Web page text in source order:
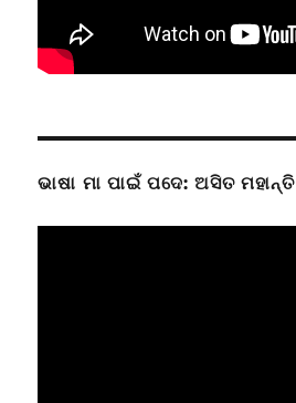
ଭାଷା ମା ପାଇଁ ପଦେ: ଅସିତ ମହାନ୍ତି